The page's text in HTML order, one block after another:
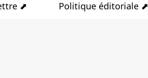
⬈ Politique éditoriale ⬈